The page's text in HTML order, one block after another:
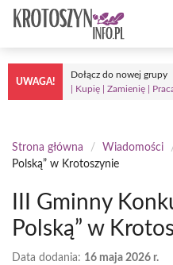
Przejdź
treści
UWAGA!
Dołącz do nowej grupy
| Kupię | Zamienię |
Strona główna / Wiadomości
Polską” w Krotoszynie
III Gminny
Polską” w
Data dodania: 16 maja 2026 r.